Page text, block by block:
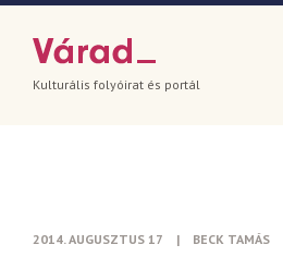
Kulturális folyóirat és portál
2014. AUGUSZTUS 17 | BECK TAMÁS